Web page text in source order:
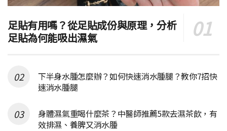
足貼有用嗎？從足貼成份與原理，分析
足貼為何能吸出濕氣
下半身水腫怎麼辦？如何快速消水腫腿？教你7招快
速消水腫腿
身體濕氣重喝什麼茶？中醫師推薦5款去濕茶飲，有
效排濕、養脾又消水腫